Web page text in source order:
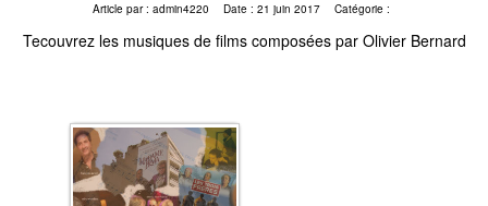
Article par : admin4220 Date : 21 juin 2017 Catégorie :
Tecouvrez les musiques de films composées par Olivier Bernard